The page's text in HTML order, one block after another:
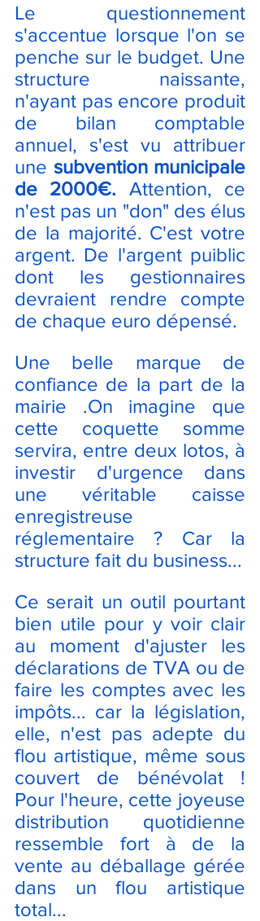
Le questionnement
s'accentue lorsque l'on se
penche sur le budget. Une
structure naissante,
n'ayant pas encore produit
de bilan comptable
annuel, s'est vu attribuer
une subvention municipale
de 2000€. Attention, ce
n'est pas un "don" des élus
de la majorité. C'est votre
argent. De l'argent puiblic
dont les gestionnaires
devraient rendre compte
de chaque euro dépensé.
Une belle marque de
confiance de la part de la
mairie .On imagine que
cette coquette somme
servira, entre deux lotos, à
investir d'urgence dans
une véritable caisse
enregistreuse
réglementaire ? Car la
structure fait du business...
Ce serait un outil pourtant
bien utile pour y voir clair
au moment d'ajuster les
déclarations de TVA ou de
faire les comptes avec les
impôts... car la législation,
elle, n'est pas adepte du
flou artistique, même sous
couvert de bénévolat !
Pour l'heure, cette joyeuse
distribution quotidienne
ressemble fort à de la
vente au déballage gérée
dans un flou artistique
total...